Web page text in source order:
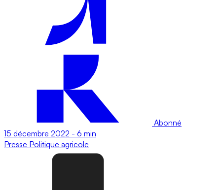
Abonné
15 décembre 2022 - 6 min
Presse Politique agricole